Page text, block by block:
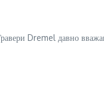
Dremel давно